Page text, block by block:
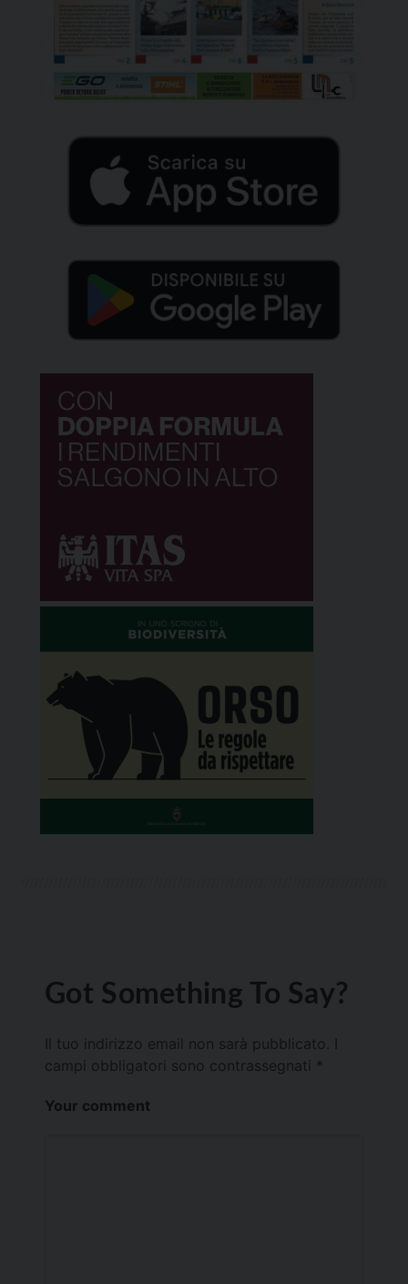
Got Something To Say?
Il tuo indirizzo email non sarà pubblicato.
campi obbligatori sono contrassegnati *
Your comment